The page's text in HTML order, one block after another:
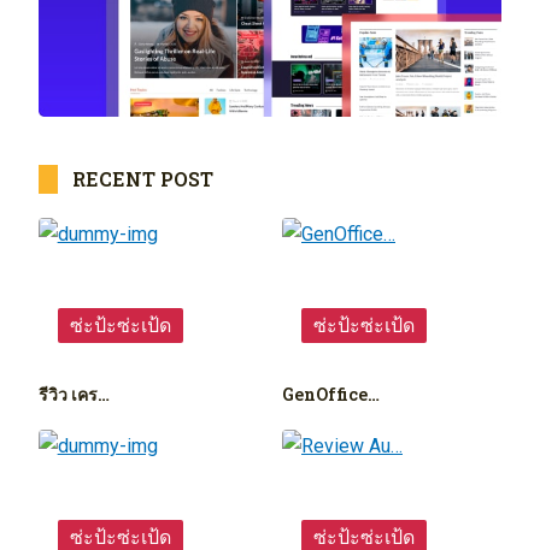
RECENT POST
ซ่ะป้ะซ่ะเป้ด
รีวิว เคร…
ซ่ะป้ะซ่ะเป้ด
GenOffice…
ซ่ะป้ะซ่ะเป้ด ซ่ะป้ะซ่ะเป้ด